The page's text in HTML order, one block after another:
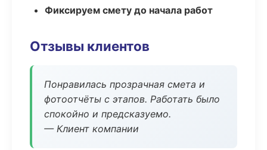
Фиксируем смету до начала работ
Отзывы клиентов
Понравилась прозрачная смета и
фотоотчёты с этапов. Работать было
спокойно и предсказуемо.
— Клиент компании